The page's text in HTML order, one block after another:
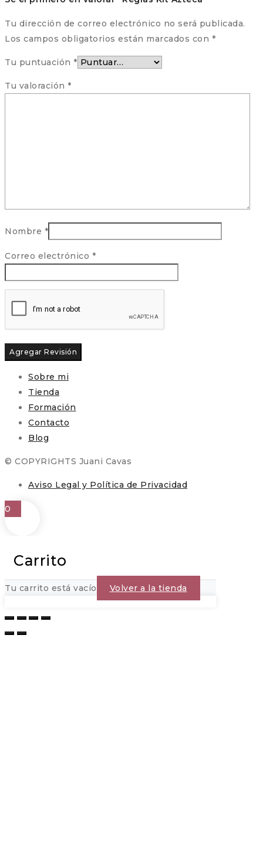
Tu dirección de correo electrónico no será publicada.
Los campos obligatorios están marcados con *
Tu puntuación *
Tu valoración *
Nombre *
Correo electrónico *
Sobre mi
Tienda
Formación
Contacto
Blog
© COPYRIGHTS Juani Cavas
Aviso Legal y Política de Privacidad
0
Carrito
Tu carrito está vacío Volver a la tienda